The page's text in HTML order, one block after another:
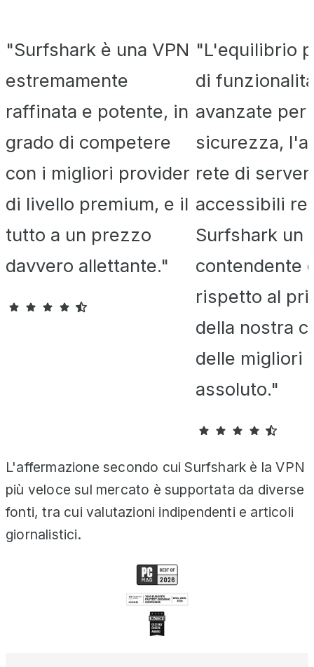
"Surfshark è una VPN
estremamente
raffinata e potente, in
grado di competere
con i migliori provider
di livello premium, e il
tutto a un prezzo
davvero allettante."
"L'equilibrio
di
avanzate per
sicurezza,
rete di
accessibili
Surfshark un
contendente
rispetto al
della nostra
delle migliori
assoluto."
L'affermazione secondo cui Surfshark è la VPN
più veloce sul mercato è supportata da diverse
fonti, tra cui valutazioni indipendenti e articoli
giornalistici.